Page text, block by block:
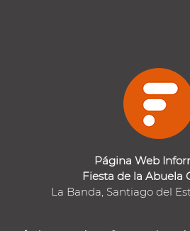
Página Web
Fiesta de la Abuela
La Banda, Santiago del